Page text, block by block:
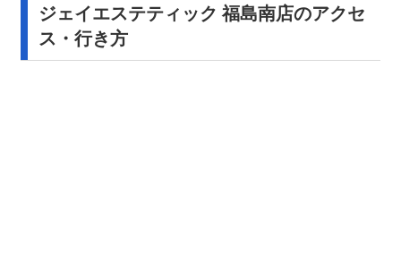
ジェイエステティック 福島南店のアクセ
ス・行き方